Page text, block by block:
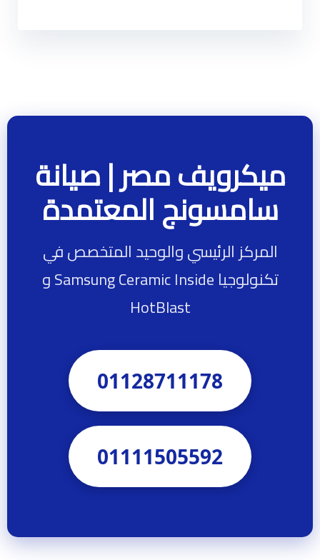
ميكرويف مصر | صيانة
سامسونج المعتمدة
المركز الرئيسي والوحيد المتخصص في
تكنولوجيا Samsung Ceramic Inside و
HotBlast
01128711178
01111505592